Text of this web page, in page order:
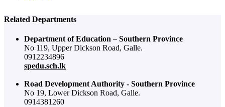
Related Departments
Department of Education – Southern Province
No 119, Upper Dickson Road, Galle.
0912234896
spedu.sch.lk
Road Development Authority - Southern Province
No 19, Lower Dickson Road, Galle.
0914381260